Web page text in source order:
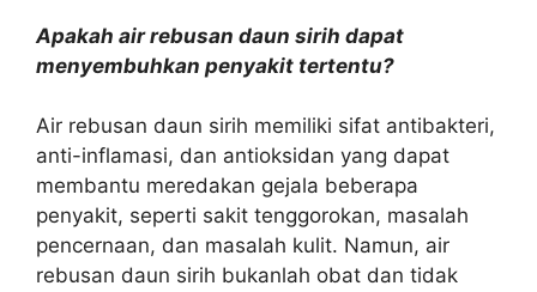
Apakah air rebusan daun sirih dapat
menyembuhkan penyakit tertentu?
Air rebusan daun sirih memiliki sifat antibakteri,
anti-inflamasi, dan antioksidan yang dapat
membantu meredakan gejala beberapa
penyakit, seperti sakit tenggorokan, masalah
pencernaan, dan masalah kulit. Namun, air
rebusan daun sirih bukanlah obat dan tidak